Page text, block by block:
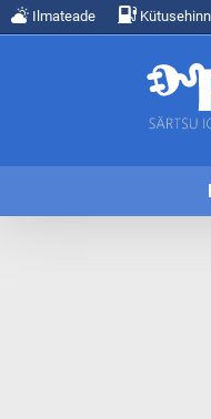
Ilmateade